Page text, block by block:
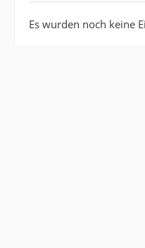
Es wurden noch keine